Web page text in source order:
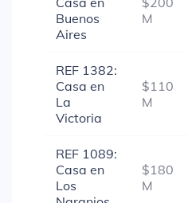
Buenos
Aires
M
REF 1382:
Casa en
La
Victoria
$110
M
REF 1089:
Casa en
Los
$180
M